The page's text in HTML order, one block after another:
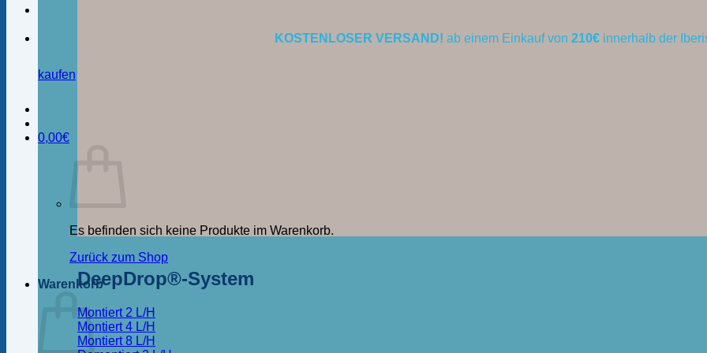
KOSTENLOSER VERSAND! ab einem Einkauf von 210€ innerhalb der
kaufen
0,00€
Es befinden sich keine Produkte im Warenkorb.
Zurück zum Shop
WarenkorbDeepDrop®-System
Montiert 2 L/H
Montiert 4 L/H
Montiert 8 L/H